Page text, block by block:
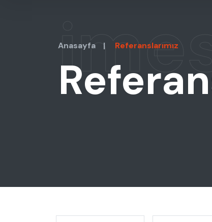
Anasayfa | Referanslarımız